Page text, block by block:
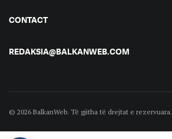
CONTACT
REDAKSIA@BALKANWEB.COM
© 2026 BalkanWeb. Të gjitha të drejtat e rezervuara.